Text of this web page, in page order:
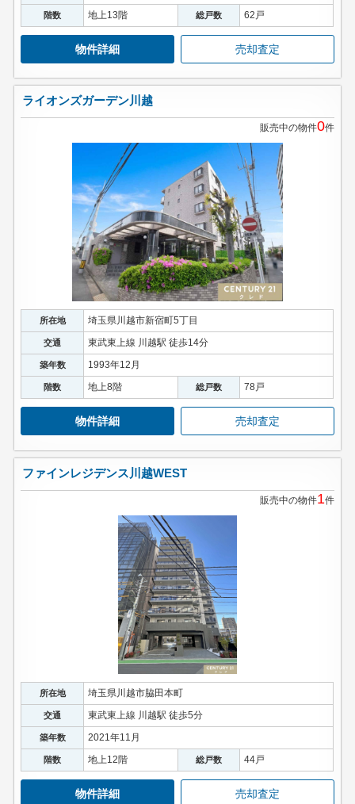
階数 地上13階 総戸数 62戸
物件詳細 売却査定
ライオンズガーデン川越
販売中の物件0件
所在地 埼玉県川越市新宿町5丁目
交通 東武東上線 川越駅 徒歩14分
築年数 1993年12月
階数 地上8階 総戸数 78戸
物件詳細 売却査定
ファインレジデンス川越WEST
販売中の物件1件
所在地 埼玉県川越市脇田本町
交通 東武東上線 川越駅 徒歩5分
築年数 2021年11月
階数 地上12階 総戸数 44戸
物件詳細 売却査定